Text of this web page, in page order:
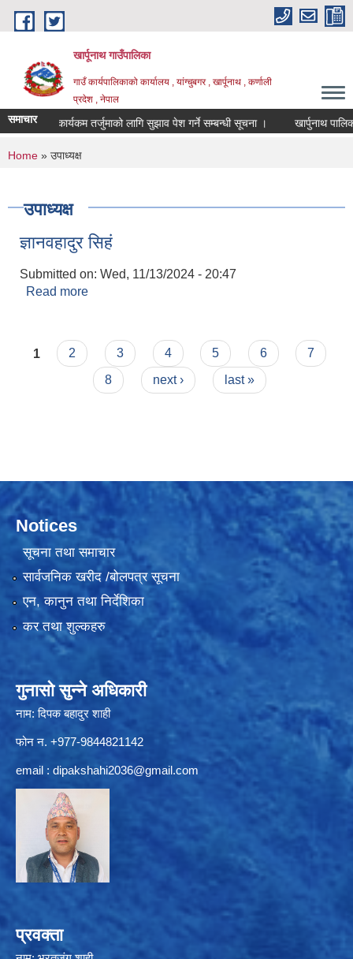
Skip to main content
खार्पूनाथ गाउँपालिका
गाउँ कार्यपालिकाको कार्यालय , यांग्चुबगर , खार्पूनाथ , कर्णाली
प्रदेश , नेपाल
समाचारतथा कार्यकम तर्जुमाको लागि सुझाव पेश गर्ने सम्बन्धी सूचना । खार्पुनाथ
You are here
Home » उपाध्यक्ष
उपाध्यक्ष
ज्ञानवहादुर सिहं
Submitted on: Wed, 11/13/2024 - 20:47
Read more
Pages
1 2 3 4 5 6
7
8
next › last »
Notices
सूचना तथा समाचार
सार्वजनिक खरीद /बोलपत्र सूचना
एन, कानुन तथा निर्देशिका
कर तथा शुल्कहरु
गुनासो सुन्ने अधिकारी
नाम: दिपक बहादुर शाही
फोन न. +977-9844821142
email : dipakshahi2036@gmail.com
प्रवक्ता